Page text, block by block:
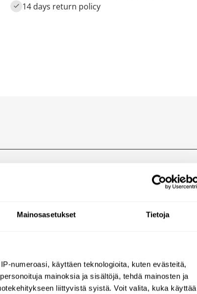
Mainosasetukset Tietoja
numeroasi, käyttäen teknologioita, kuten evästeitä,
mainoksia ja sisältöjä, tehdä mainosten ja
liittyvistä syistä. Voit valita, kuka käyttää
14 days return policy
and dust.